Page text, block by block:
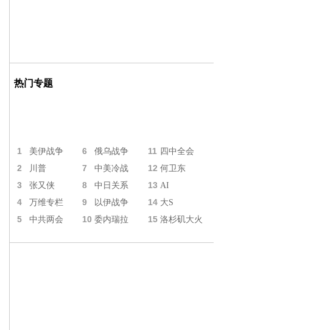
热门专题
1 美伊战争 6 俄乌战争 11 四中全会
2 川普 7 中美冷战 12 何卫东
3 张又侠 8 中日关系 13 AI
4 万维专栏 9 以伊战争 14 大S
5 中共两会 10 委内瑞拉 15 洛杉矶大火